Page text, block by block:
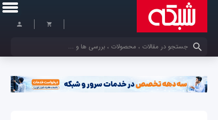
کلمات کلیدی خود را وارد کنید